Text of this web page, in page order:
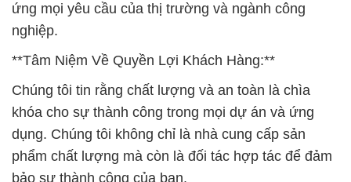
ứng mọi yêu cầu của thị trường và ngành công
nghiệp.
**Tâm Niệm Về Quyền Lợi Khách Hàng:**
Chúng tôi tin rằng chất lượng và an toàn là chìa
khóa cho sự thành công trong mọi dự án và ứng
dụng. Chúng tôi không chỉ là nhà cung cấp sản
phẩm chất lượng mà còn là đối tác hợp tác để đảm
bảo sự thành công của bạn.